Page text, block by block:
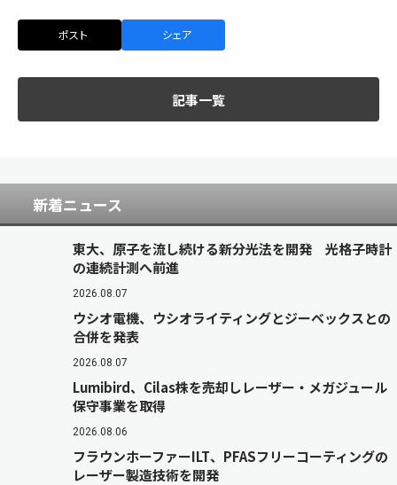
ポスト シェア
記事一覧
新着ニュース
東大、原子を流し続ける新分光法を開発 光格子時計
の連続計測へ前進
2026.08.07
ウシオ電機、ウシオライティングとジーベックスとの
合併を発表
2026.08.07
Lumibird、Cilas株を売却しレーザー・メガジュール
保守事業を取得
2026.08.06
フラウンホーファーILT、PFASフリーコーティングの
レーザー製造技術を開発